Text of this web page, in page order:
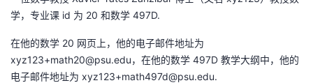
动
关
注
的
开
我
的
我
学，专业课 id 为 20 和数学 497D.
在他的数学 20 网页上，他的电子邮件地址为
xyz123+math20@psu.edu，在他的数学 497D 教学大纲中，他的
电子邮件地址为 xyz123+math497d@psu.edu.